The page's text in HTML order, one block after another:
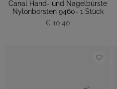
Canal Hand- und Nagelbürste
Nylonborsten 9460- 1 Stück
€ 10,40